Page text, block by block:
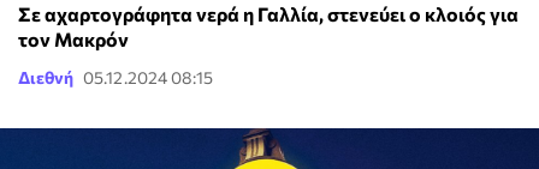
Σε αχαρτογράφητα νερά η Γαλλία, στενεύει ο κλοιός για
τον Μακρόν
Διεθνή 05.12.2024 08:15